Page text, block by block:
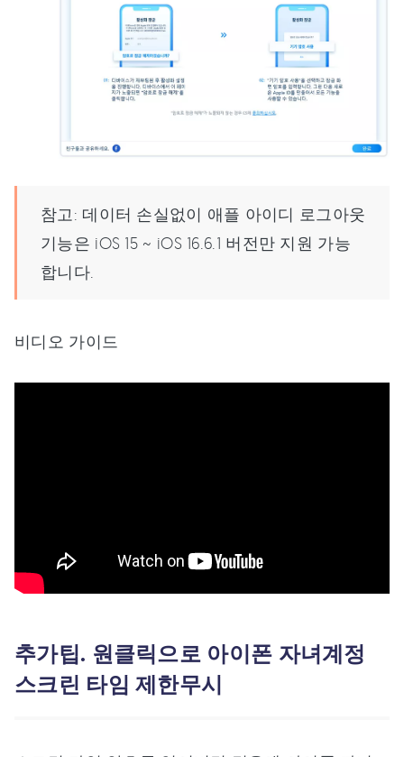
참고: 데이터 손실없이 애플 아이디 로그아웃
기능은 iOS 15 ~ iOS 16.6.1 버전만 지원 가능
합니다.
비디오 가이드
추가팁. 원클릭으로 아이폰 자녀계정
스크린 타임 제한무시